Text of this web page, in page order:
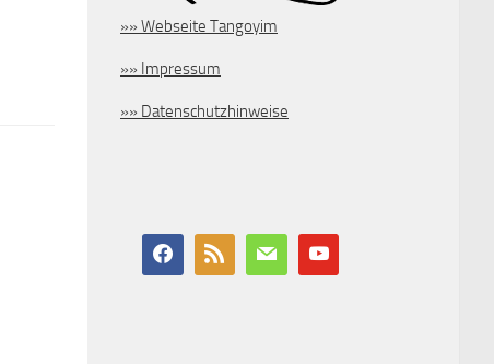
»» Webseite Tangoyim
»» Impressum
»» Datenschutzhinweise